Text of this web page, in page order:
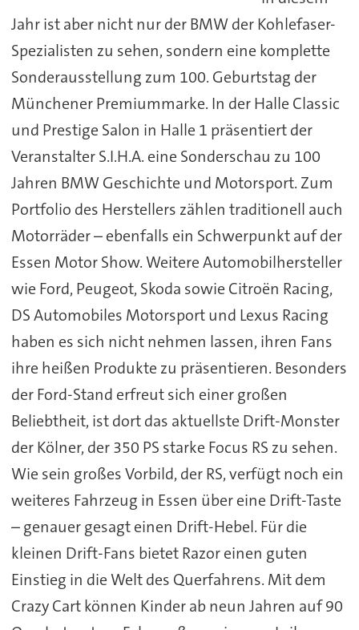
Jahr ist aber nicht nur der BMW der Kohlefaser-
Spezialisten zu sehen, sondern eine komplette
Sonderausstellung zum 100. Geburtstag der
Münchener Premiummarke. In der Halle Classic
und Prestige Salon in Halle 1 präsentiert der
Veranstalter S.I.H.A. eine Sonderschau zu 100
Jahren BMW Geschichte und Motorsport. Zum
Portfolio des Herstellers zählen traditionell auch
Motorräder – ebenfalls ein Schwerpunkt auf der
Essen Motor Show. Weitere Automobilhersteller
wie Ford, Peugeot, Skoda sowie Citroën Racing,
DS Automobiles Motorsport und Lexus Racing
haben es sich nicht nehmen lassen, ihren Fans
ihre heißen Produkte zu präsentieren. Besonders
der Ford-Stand erfreut sich einer großen
Beliebtheit, ist dort das aktuellste Drift-Monster
der Kölner, der 350 PS starke Focus RS zu sehen.
Wie sein großes Vorbild, der RS, verfügt noch ein
weiteres Fahrzeug in Essen über eine Drift-Taste
– genauer gesagt einen Drift-Hebel. Für die
kleinen Drift-Fans bietet Razor einen guten
Einstieg in die Welt des Querfahrens. Mit dem
Crazy Cart können Kinder ab neun Jahren auf 90